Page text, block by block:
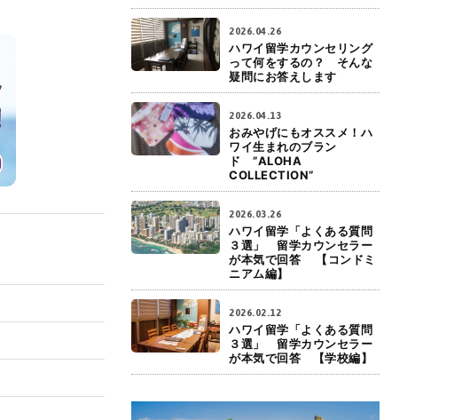
2026.04.26
ハワイ留学カウンセリング
って何をするの？ そんな
疑問にお答えします
2026.04.13
おみやげにもオススメ！ハ
ワイ生まれのブラン
ド ”ALOHA
COLLECTION”
2026.03.26
ハワイ留学「よくある質問
３選」 留学カウンセラー
が本気で回答 【コンドミ
ニアム編】
2026.02.12
ハワイ留学「よくある質問
３選」 留学カウンセラー
が本気で回答 【学校編】